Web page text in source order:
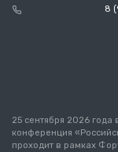
8
25 сентября 2026 года
конференция
проходит в рамках